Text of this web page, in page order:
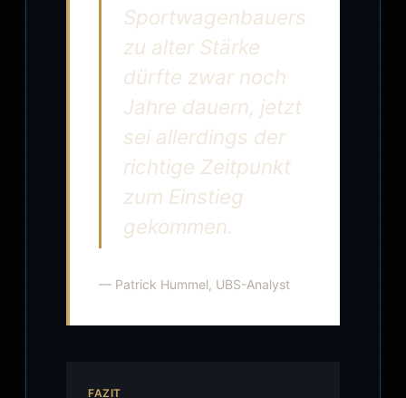
Sportwagenbauers
zu alter Stärke
dürfte zwar noch
Jahre dauern, jetzt
sei allerdings der
richtige Zeitpunkt
zum Einstieg
gekommen.
— Patrick Hummel, UBS-Analyst
FAZIT